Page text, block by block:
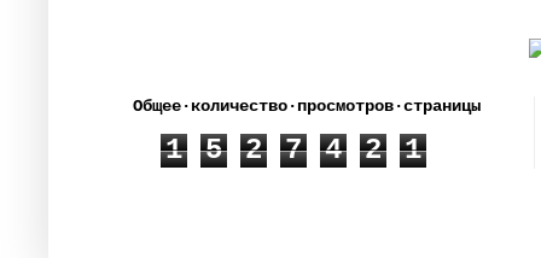
Общее·количество·просмотров·страницы
1 5 2 7 4 2 1